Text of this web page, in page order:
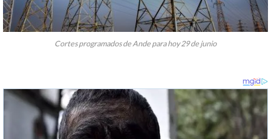
Cortes programados de Ande para hoy 29 de junio